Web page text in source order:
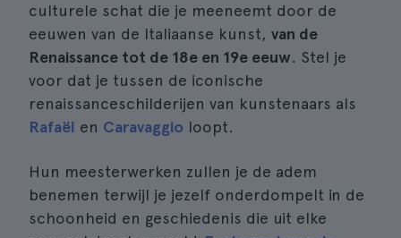
culturele schat die je meeneemt door de
eeuwen van de Italiaanse kunst, van de
Renaissance tot de 18e en 19e eeuw. Stel je
voor dat je tussen de iconische
renaissanceschilderijen van kunstenaars als
Rafaël en Caravaggio loopt.
Hun meesterwerken zullen je de adem
benemen terwijl je jezelf onderdompelt in de
schoonheid en geschiedenis die uit elke